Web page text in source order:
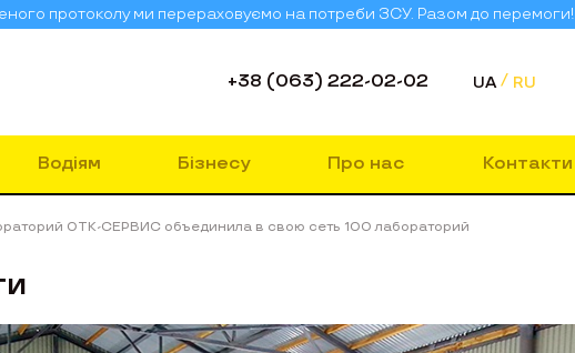
протоколу ми перераховуємо на потреби ЗСУ. Разом до перемоги!
+38 (063) 222-02-02 UA RU
Водіям Бізнесу Про нас Контакти
ОТК-СЕРВИС объединила в свою сеть 100 лабораторий